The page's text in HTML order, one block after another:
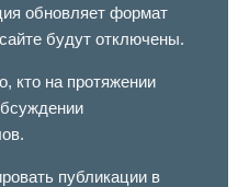
обновляет формат
будут отключены.
кто на протяжении
публикации в